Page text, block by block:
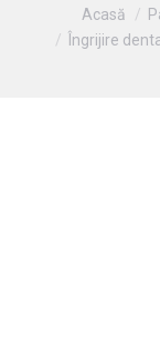
Acasă
Îngrijire